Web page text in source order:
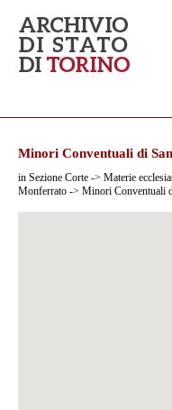
Minori Conventuali di
in Sezione Corte -> Materie
Monferrato -> Minori Conventuali